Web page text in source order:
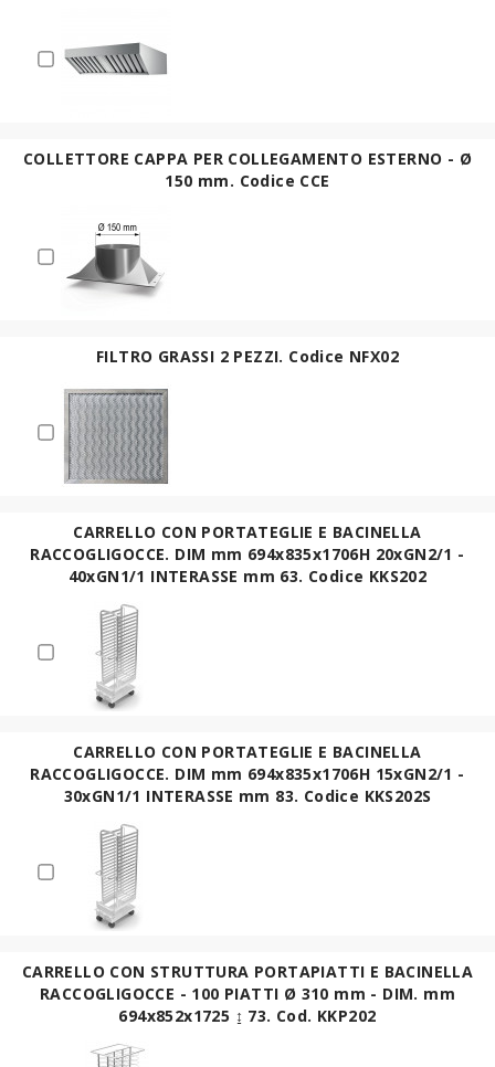
COLLETTORE CAPPA PER COLLEGAMENTO ESTERNO - Ø
150 mm. Codice CCE
FILTRO GRASSI 2 PEZZI. Codice NFX02
CARRELLO CON PORTATEGLIE E BACINELLA
RACCOGLIGOCCE. DIM mm 694x835x1706H 20xGN2/1 -
40xGN1/1 INTERASSE mm 63. Codice KKS202
CARRELLO CON PORTATEGLIE E BACINELLA
RACCOGLIGOCCE. DIM mm 694x835x1706H 15xGN2/1 -
30xGN1/1 INTERASSE mm 83. Codice KKS202S
CARRELLO CON STRUTTURA PORTAPIATTI E BACINELLA
RACCOGLIGOCCE - 100 PIATTI Ø 310 mm - DIM. mm
694x852x1725 ↨ 73. Cod. KKP202